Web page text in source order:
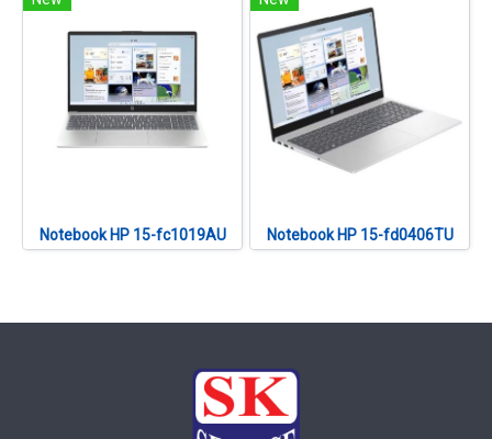
Notebook HP 15-fc1019AU Notebook HP 15-fd0406TU